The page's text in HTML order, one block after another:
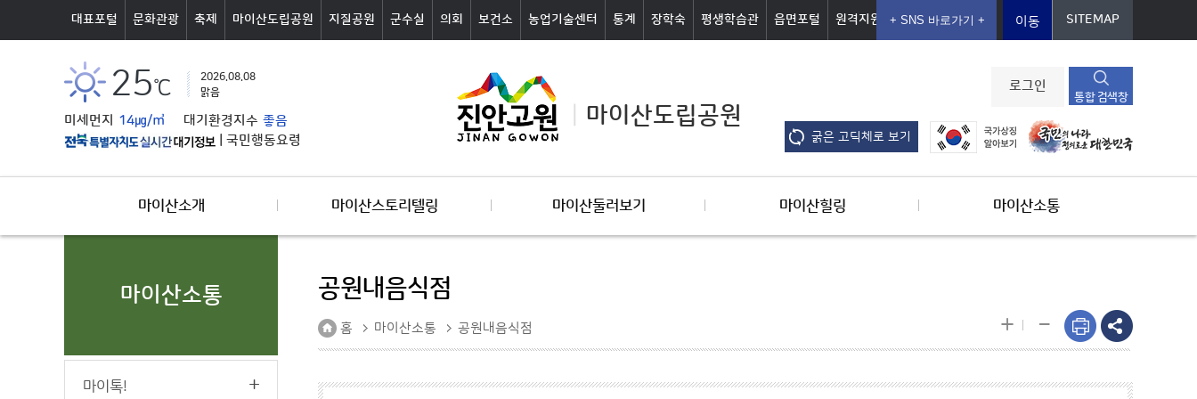
대표포털 문화관광 축제 마이산도립공원 지질공원 군수실 의회 보건소 농업기술센터 통계 장학숙 평생학습관 읍면포털 원격지원 이동 SITEMAP
25℃
2026.08.08
맑음
미세먼지 14㎍/㎥ 대기환경지수 좋음
국민행동요령
마이산도립공원
로그인
통합 검색창
굵은 고딕체로 보기
마이산소개 마이산스토리텔링 마이산둘러보기 마이산힐링 마이산소통
마이산소통
마이톡!
공원내음식점
홈 마이산소통 공원내음식점 + -